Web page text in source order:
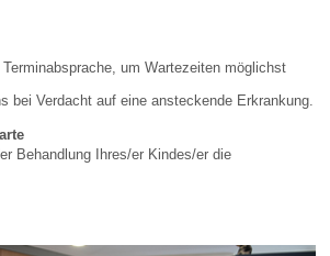
um Wartezeiten möglichst
bei Verdacht auf eine ansteckende Erkrankung.
Behandlung Ihres/er Kindes/er die